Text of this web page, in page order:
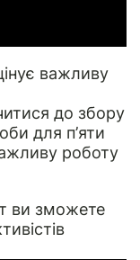
важливу
до збору
для п’яти
роботу
ви зможете